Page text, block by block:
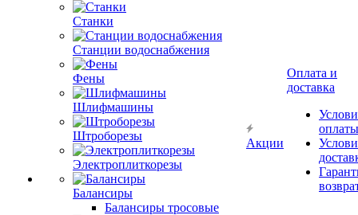
Станки
Станции водоснабжения
Фены
Шлифмашины
Штроборезы
Электроплиткорезы
Балансиры
Балансиры тросовые
Акции
Оплата и
доставка
оплаты